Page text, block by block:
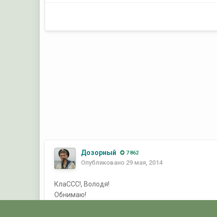
Дозорный 7 862
Опубликовано 29 мая, 2014
КлаССС!, Володя!
Обнимаю!